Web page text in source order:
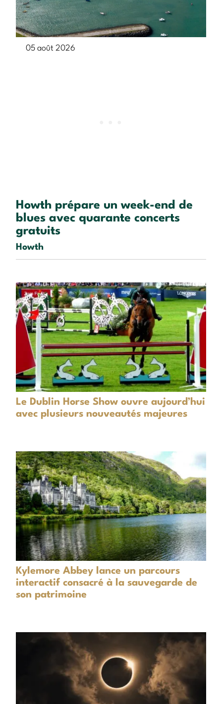
05 août 2026
Howth prépare un week-end de
blues avec quarante concerts
gratuits
Howth
Le Dublin Horse Show ouvre aujourd’hui
avec plusieurs nouveautés majeures
Kylemore Abbey lance un parcours
interactif consacré à la sauvegarde de
son patrimoine